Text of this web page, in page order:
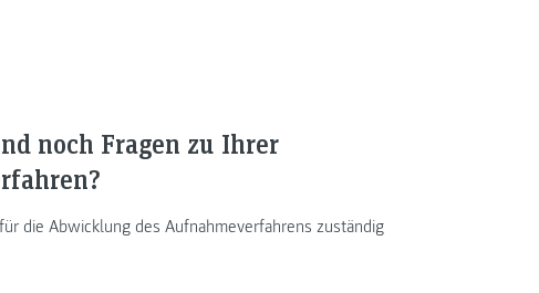
noch Fragen zu Ihrer
die Abwicklung des Aufnahmeverfahrens zuständig